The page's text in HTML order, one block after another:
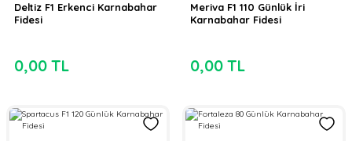
Deltiz F1 Erkenci Karnabahar
Fidesi
0,00 TL
Meriva F1 110 Günlük İri
Karnabahar Fidesi
0,00 TL